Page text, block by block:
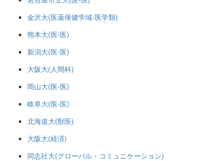
金沢大(医薬保健学域-医学類)
熊本大(医-医)
新潟大(医-医)
大阪大(人間科)
岡山大(医-医)
岐阜大(医-医)
北海道大(獣医)
大阪大(経済)
同志社大(グローバル・コミュニケーション)